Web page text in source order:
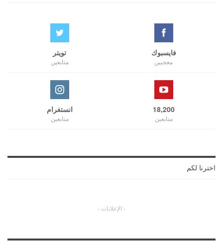
فايسبوك
معجبين
تويتر
متابعين
18,200
متابعين
انستغرام
متابعين
اخترنا لكم
- الإعلانات -